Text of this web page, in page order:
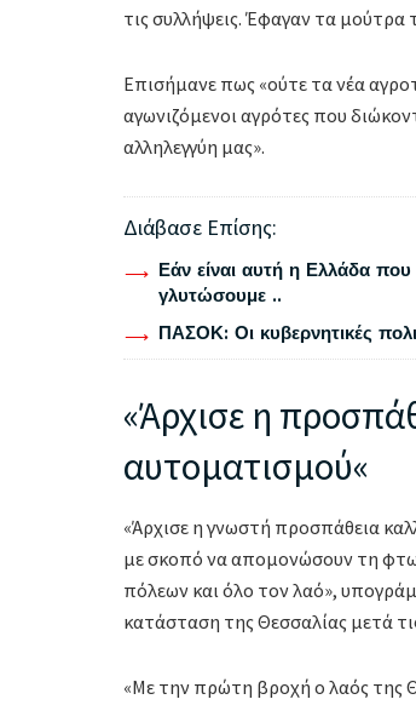
τις συλλήψεις. Έφαγαν τα μούτρα
Επισήμανε πως «ούτε τα νέα
αγωνιζόμενοι αγρότες που
αλληλεγγύη μας».
Διάβασε Επίσης:
Εάν είναι αυτή η Ελλάδα που
γλυτώσουμε ..
ΠΑΣΟΚ: Οι κυβερνητικές
«Άρχισε η
αυτοματισμού«
«Άρχισε η γνωστή προσπάθεια
με σκοπό να απομονώσουν τη
πόλεων και όλο τον λαό»,
κατάσταση της Θεσσαλίας μετά
«Με την πρώτη βροχή ο λαός της